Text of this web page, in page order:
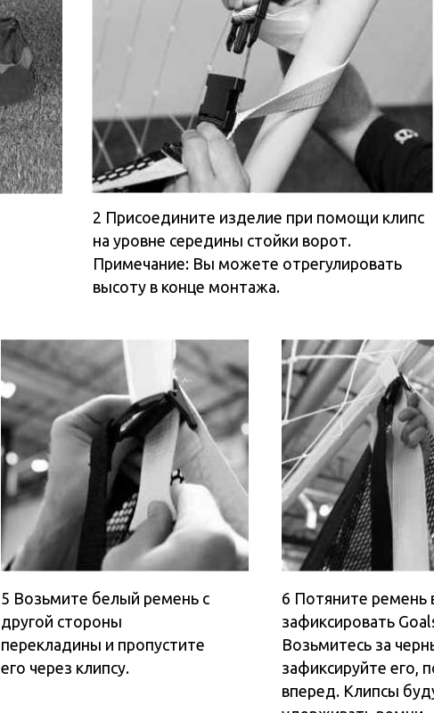
белый ремень с 6 Потяните ремень вниз, чтобы
зафиксировать Goalshot.
вперед. Клипсы будут надежно
удерживать ремни.
SKLZ НА САЙТЕ SKLZ.PRO
ТОВАРУ